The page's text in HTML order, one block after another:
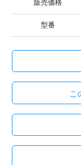
販売価格
型番
こ